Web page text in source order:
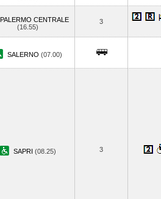
PALERMO CENTRALE
(16.55)
3
SALERNO (07.00)
SAPRI (08.25) 3